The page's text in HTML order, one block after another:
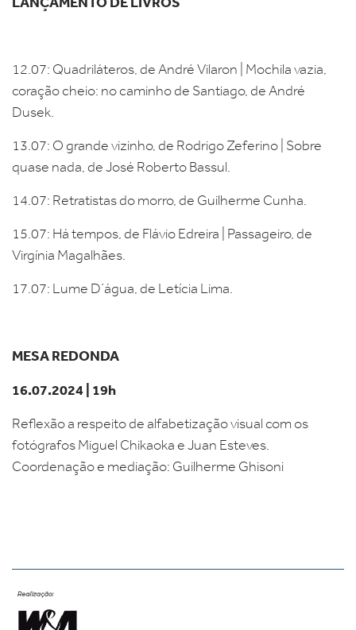
12.07: Quadriláteros, de André Vilaron | Mochila vazia,
coração cheio: no caminho de Santiago, de André
Dusek.
13.07: O grande vizinho, de Rodrigo Zeferino | Sobre
quase nada, de José Roberto Bassul.
14.07: Retratistas do morro, de Guilherme Cunha.
15.07: Há tempos, de Flávio Edreira | Passageiro, de
Virgínia Magalhães.
17.07: Lume D´água, de Letícia Lima.
MESA REDONDA
16.07.2024 | 19h
Reflexão a respeito de alfabetização visual com os
fotógrafos Miguel Chikaoka e Juan Esteves.
Coordenação e mediação: Guilherme Ghisoni